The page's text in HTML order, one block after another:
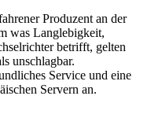
Produzent an der
was Langlebigkeit,
betrifft, gelten
unschlagbar.
Service und eine
Servern an.